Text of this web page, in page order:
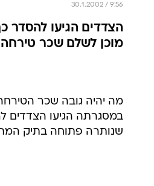
30.1.2002 / 9:56
מוכן לשלם שכר טירחה בגובה של
מה יהיה גובה שכר
שנותרה פתוחה בתיק